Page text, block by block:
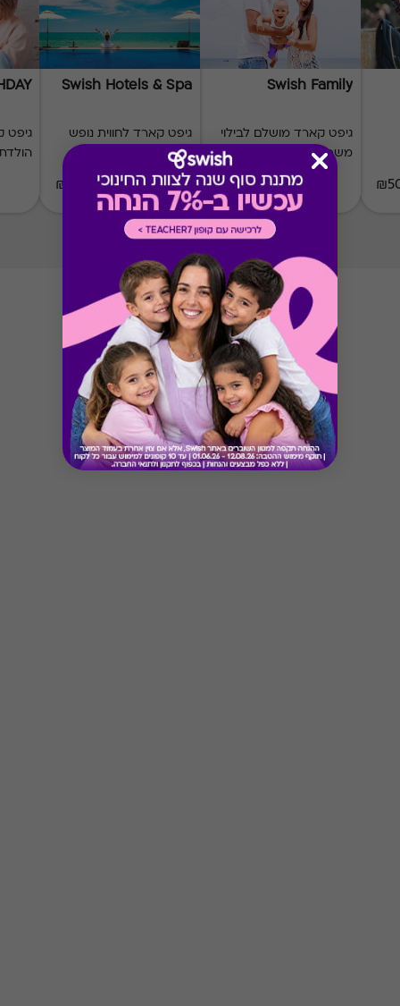
Swish Family
גיפט קארד מושלם לבילוי
משפחתי
₪20-₪500
Swish Hotels & Spa
גיפט קארד לחווית נופש
מושלמת
₪50-₪1000
גיפט